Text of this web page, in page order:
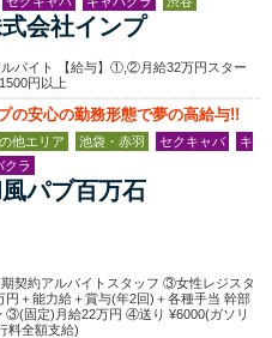
会社インプ
バイト 【給与】①,②月給32万円スター
円以上
の安心の勤務形態で夢の高給与!!
他エリア 池袋・赤羽 セクキャバ
キ
クラ
パブ百万石
契約アルバイトスタッフ ③女性レジスタ
＋能力給＋賞与(年2回)＋各種手当 幹部
③(固定)月給22万円 ④送り ¥6000(ガソリ
料全額支給)